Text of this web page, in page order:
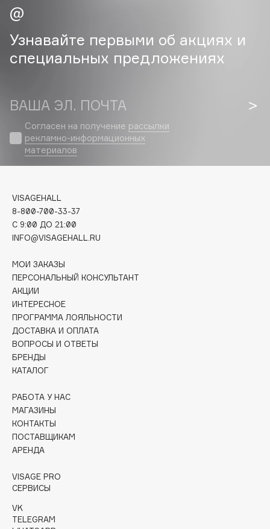
Cadence
Capelli Dorati
Carbon Theory
Catrice
Celimax
Cettua
Chupa Chups
Clarins Precious
Clinique
Clive Christian
Club De Nuit
Collagenina
Consly
CosRX
Cottolina
Crescina
Curaprox
D
DABO
Darphin
Узнавайте первыми об акциях и
специальных предложениях
ВАША ЭЛ. ПОЧТА
Согласен на получение рассылки
рекламно-информационных
материалов
VISAGEHALL
8-800-700-33-37
C 9:00 ДО 21:00
INFO@VISAGEHALL.RU
МОИ ЗАКАЗЫ
ПЕРСОНАЛЬНЫЙ КОНСУЛЬТАНТ
АКЦИИ
ИНТЕРЕСНОЕ
ПРОГРАММА ЛОЯЛЬНОСТИ
ДОСТАВКА И ОПЛАТА
ВОПРОСЫ И ОТВЕТЫ
БРЕНДЫ
КАТАЛОГ
РАБОТА У НАС
МАГАЗИНЫ
КОНТАКТЫ
ПОСТАВЩИКАМ
АРЕНДА
VISAGE PRO
СЕРВИСЫ
VK
TELEGRAM